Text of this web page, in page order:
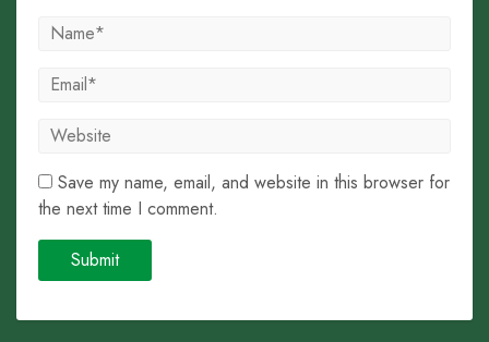
Save my name, email, and website in this browser for
the next time I comment.